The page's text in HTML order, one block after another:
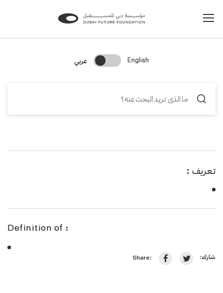
English
Change Search Language
عربي
Definition of :
تعريف :
Share: شارك: